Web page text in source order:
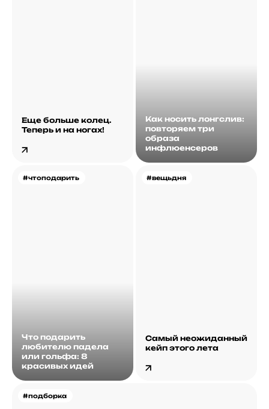
Еще больше колец.
Теперь и на ногах!
Как носить лонгслив:
повторяем три
образа
инфлюенсеров
#чтоподарить
Что подарить
любителю падела
или гольфа: 8
красивых идей
#подборка
#вещьдня
Самый неожиданный
кейп этого лета